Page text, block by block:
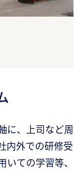
に、上司など周
内外での研修受
ての学習等、